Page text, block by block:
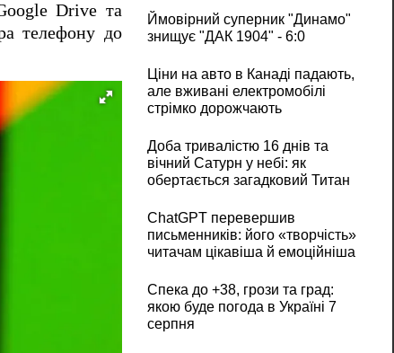
Drive та
телефону до
Ймовірний суперник "Динамо"
знищує "ДАК 1904" - 6:0
Ціни на авто в Канаді падають,
але вживані електромобілі
стрімко дорожчають
Доба тривалістю 16 днів та
вічний Сатурн у небі: як
обертається загадковий Титан
ChatGPT перевершив
письменників: його «творчість»
читачам цікавіша й емоційніша
Спека до +38, грози та град:
якою буде погода в Україні 7
серпня